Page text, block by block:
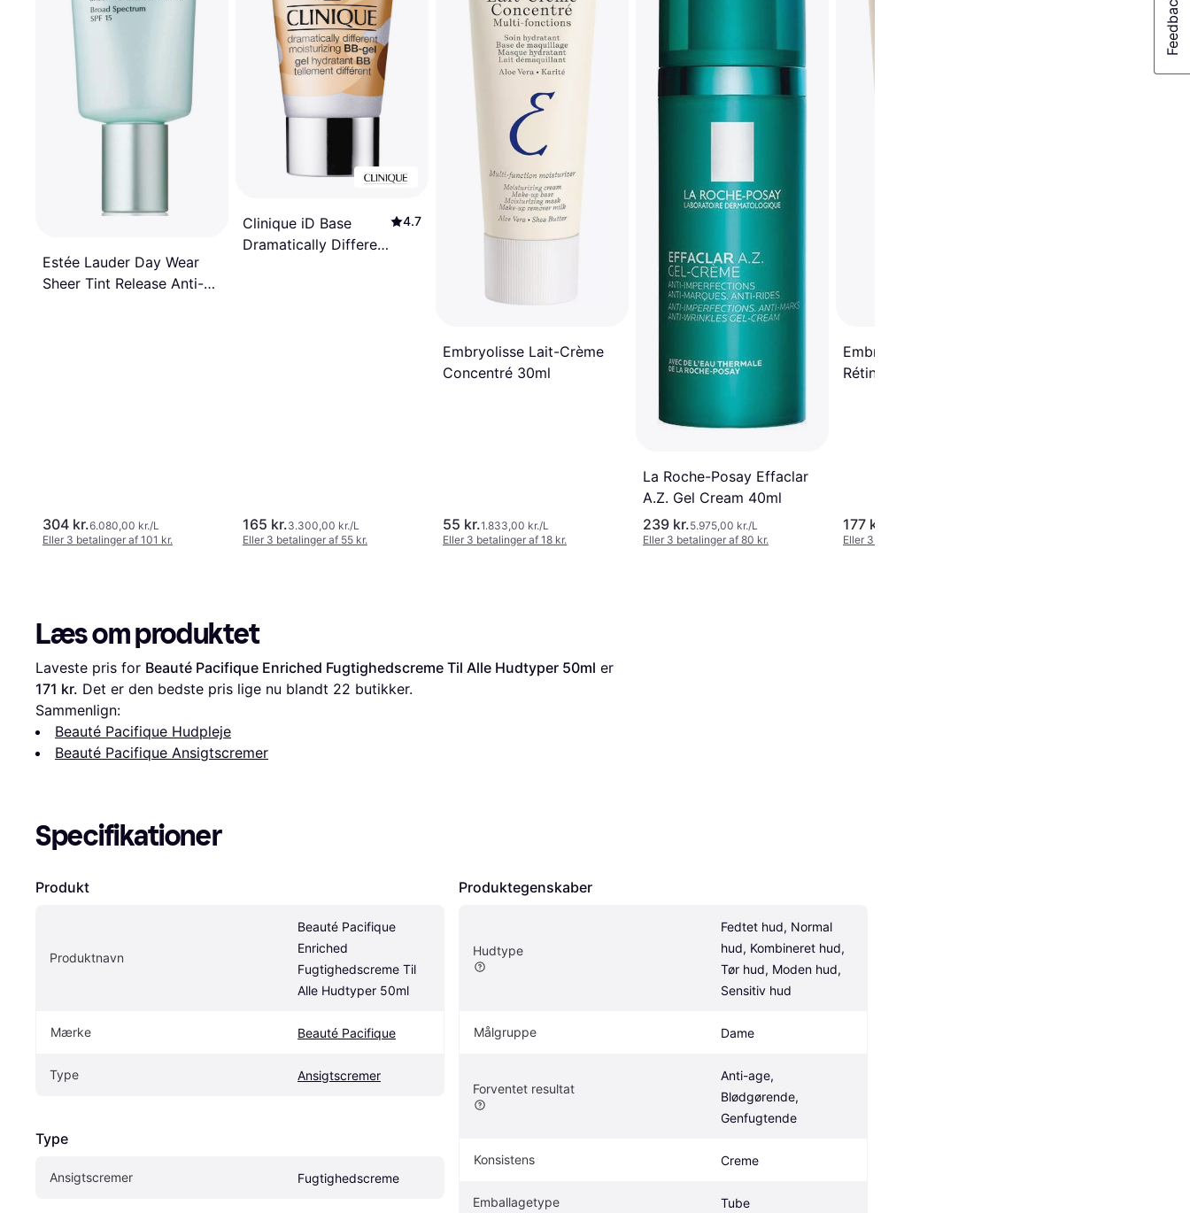
Estée Lauder Day Wear
Sheer Tint Release Anti-
304 kr.6.080,00 kr./L
Eller 3 betalinger af 101 kr.
Clinique iD Base
Dramatically Different
4.7
165 kr.3.300,00 kr./L
Eller 3 betalinger af 55 kr.
Embryolisse Lait-Crème
Concentré 30ml
55 kr.1.833,00 kr./L
Eller 3 betalinger af 18 kr.
La Roche-Posay Effaclar
A.Z. Gel Cream 40ml
239 kr.5.975,00 kr./L
Eller 3 betalinger af 80 kr.
Embryolisse Laitcrème
Rétinol-like 75 ML 73.9ml
177 kr.
Eller 3 betalinger af 59 kr.
Læs om produktet
Laveste pris for Beauté Pacifique Enriched Fugtighedscreme Til Alle Hudtyper 50ml
171 kr. Det er den bedste pris lige nu blandt 22 butikker.
Sammenlign:
Beauté Pacifique Hudpleje
Beauté Pacifique Ansigtscremer
Specifikationer
Produkt
Produktnavn
Beauté Pacifique
Enriched
Fugtighedscreme Til
Alle Hudtyper 50ml
Mærke Beauté Pacifique
Type Ansigtscremer
Type
Ansigtscremer Fugtighedscreme
Produktegenskaber
Hudtype
Fedtet hud, Normal
hud, Kombineret hud,
Tør hud, Moden hud,
Sensitiv hud
Målgruppe Dame
Forventet resultat
Anti-age,
Blødgørende,
Genfugtende
Konsistens Creme
Emballagetype Tube